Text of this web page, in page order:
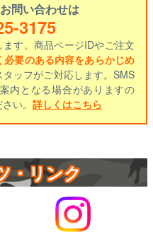
問い合わせは
3175
ます。商品ページIDやご注文
必要のある内容をあらかじめ
ッフがご対応します。SMS
内となる場合がありますの
い。 詳しくはこちら
・リンク